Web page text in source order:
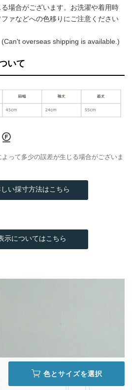
場合がございます。お洗濯や着用時
ァなどへの色移りにご注意ください
(Can't overseas shipping is available.)
いて
って多少の誤差が生じる場合がございま
い採寸方法はこちら
示についてはこちら
色とサイズを選択